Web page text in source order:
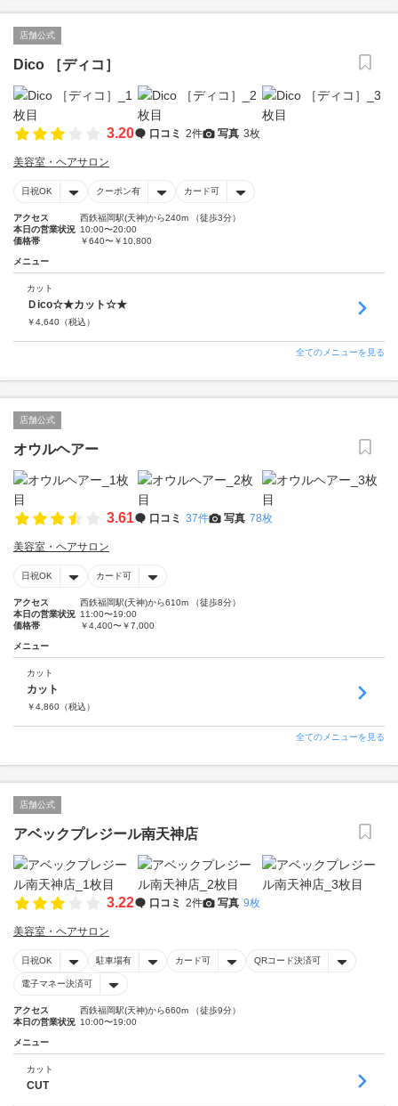
店舗公式
Dico ［ディコ］
3.20 口コミ 2件 写真 3枚
美容室・ヘアサロン
日祝OK クーポン有 カード可
アクセス
西鉄福岡駅(天神)から240m （徒歩3分）
本日の営業状況 10:00〜20:00
価格帯
￥640〜￥10,800
メニュー
カット
Ｄico☆★カット☆★
￥4,640 （税込）
全てのメニューを見る
店舗公式
オウルヘアー
3.61 口コミ 37件 写真 78枚
美容室・ヘアサロン
日祝OK カード可
アクセス
西鉄福岡駅(天神)から610m （徒歩8分）
本日の営業状況 11:00〜19:00
価格帯
￥4,400〜￥7,000
メニュー
カット
カット
￥4,860 （税込）
全てのメニューを見る
店舗公式
アベックプレジール南天神店
3.22 口コミ 2件 写真 9枚
美容室・ヘアサロン
日祝OK 駐車場有 カード可 QRコード決済可
電子マネー決済可
アクセス
西鉄福岡駅(天神)から660m （徒歩9分）
本日の営業状況 10:00〜19:00
メニュー
カット
CUT